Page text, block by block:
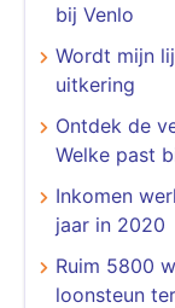
bij Venlo
Wordt mijn
uitkering
Ontdek de
Welke past
Inkomen
jaar in 2020
Ruim 5800
loonsteun